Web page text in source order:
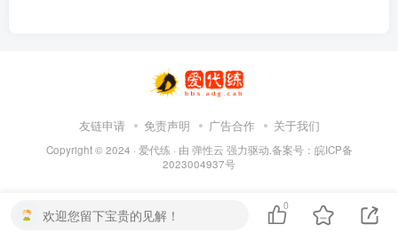
友链申请 免责声明 广告合作 关于我们
Copyright © 2024 · 爱代练 · 由 弹性云 强力驱动.备案号： 皖ICP备
2023004937号
欢迎您留下宝贵的见解！
0